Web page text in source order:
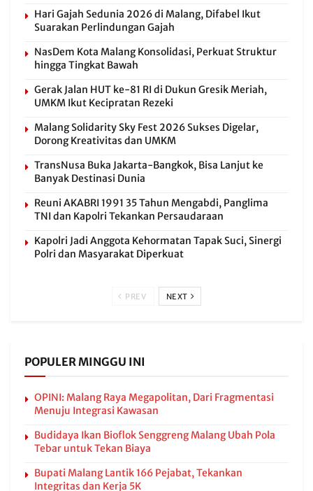
Hari Gajah Sedunia 2026 di Malang, Difabel Ikut
Suarakan Perlindungan Gajah
NasDem Kota Malang Konsolidasi, Perkuat Struktur
hingga Tingkat Bawah
Gerak Jalan HUT ke-81 RI di Dukun Gresik Meriah,
UMKM Ikut Kecipratan Rezeki
Malang Solidarity Sky Fest 2026 Sukses Digelar,
Dorong Kreativitas dan UMKM
TransNusa Buka Jakarta-Bangkok, Bisa Lanjut ke
Banyak Destinasi Dunia
Reuni AKABRI 1991 35 Tahun Mengabdi, Panglima
TNI dan Kapolri Tekankan Persaudaraan
Kapolri Jadi Anggota Kehormatan Tapak Suci, Sinergi
Polri dan Masyarakat Diperkuat
PREV NEXT
POPULER MINGGU INI
OPINI: Malang Raya Megapolitan, Dari Fragmentasi
Menuju Integrasi Kawasan
Budidaya Ikan Bioflok Senggreng Malang Ubah Pola
Tebar untuk Tekan Biaya
Bupati Malang Lantik 166 Pejabat, Tekankan
Integritas dan Kerja 5K